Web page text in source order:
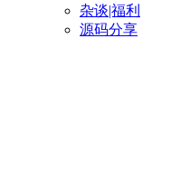
杂谈|福利
源码分享